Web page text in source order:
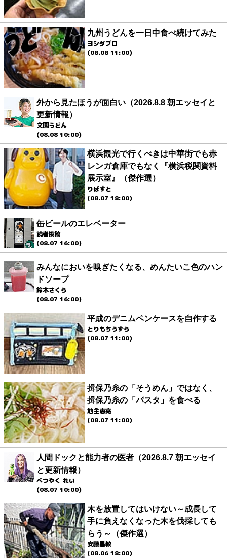
九州うどんを一日中食べ続けてみた
ヨシダプロ
(08.08 11:00)
外から見たほうが面白い（2026.8.8 朝エッセイと
更新情報）
文園うどん
(08.08 10:00)
横浜観光で行くべきは中華街でも赤
レンガ倉庫でもなく『横浜税関資料
展示室』（傑作選）
りばすと
(08.07 18:00)
缶ビールのエレベーター
読者投稿
(08.07 16:00)
みんなにおいを嗅ぎたくなる、めんたいこ色のハン
ドソープ
鈴木さくら
(08.07 16:00)
平成のデニムペンケースを自作する
とりもちうずら
(08.07 11:00)
揖保乃糸の「そうめん」ではなく、
揖保乃糸の「パスタ」を食べる
地主恵亮
(08.07 11:00)
人間ドックと能力者の医者（2026.8.7 朝エッセイ
と更新情報）
べつやく れい
(08.07 10:00)
木を放置してはいけない～成長して
手に負えなくなった木を伐採しても
らう～（傑作選）
安藤昌教
(08.06 18:00)